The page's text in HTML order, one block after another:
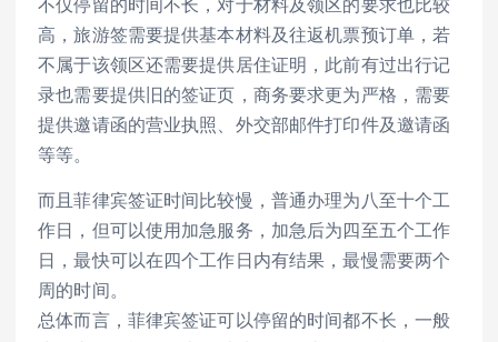
高，旅游签需要提供基本材料及往返机票预订单，若
不属于该领区还需要提供居住证明，此前有过出行记
录也需要提供旧的签证页，商务要求更为严格，需要
提供邀请函的营业执照、外交部邮件打印件及邀请函
等等。
而且菲律宾签证时间比较慢，普通办理为八至十个工
作日，但可以使用加急服务，加急后为四至五个工作
日，最快可以在四个工作日内有结果，最慢需要两个
周的时间。
总体而言，菲律宾签证可以停留的时间都不长，一般